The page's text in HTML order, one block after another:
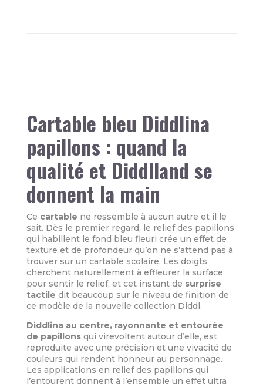
Cartable bleu Diddlina
papillons : quand la
qualité et Diddlland se
donnent la main
Ce cartable ne ressemble à aucun autre et il le
sait. Dès le premier regard, le relief des papillons
qui habillent le fond bleu fleuri crée un effet de
texture et de profondeur qu’on ne s’attend pas à
trouver sur un cartable scolaire. Les doigts
cherchent naturellement à effleurer la surface
pour sentir le relief, et cet instant de surprise
tactile dit beaucoup sur le niveau de finition de
ce modèle de la nouvelle collection Diddl.
Diddlina au centre, rayonnante et entourée
de papillonsqui virevoltent autour d’elle, est
reproduite avec une précision et une vivacité de
couleurs qui rendent honneur au personnage.
Les applications en relief des papillons qui
l’entourent donnent à l’ensemble un effet ultra